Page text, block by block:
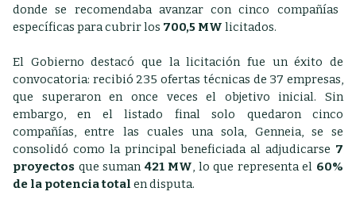
donde se recomendaba avanzar con cinco compañías
específicas para cubrir los 700,5 MW licitados.
El Gobierno destacó que la licitación fue un éxito de
convocatoria: recibió 235 ofertas técnicas de 37 empresas,
que superaron en once veces el objetivo inicial. Sin
embargo, en el listado final solo quedaron cinco
compañías, entre las cuales una sola, Genneia, se se
consolidó como la principal beneficiada al adjudicarse 7
proyectos que suman 421 MW, lo que representa el 60%
de la potencia total en disputa.